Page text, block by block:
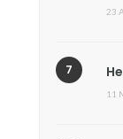
23
11